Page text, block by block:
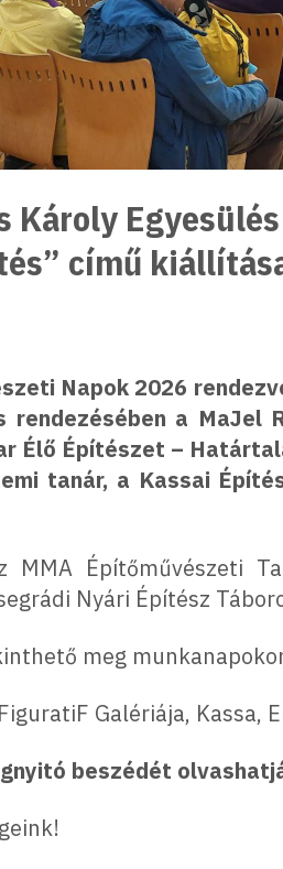
Károly
című
Napok 2026
a MaJel
Élő Építészet –
tanár, a Kassai
Építőművészeti
Nyári Építész
meg
Galériája, Kassa,
beszédét